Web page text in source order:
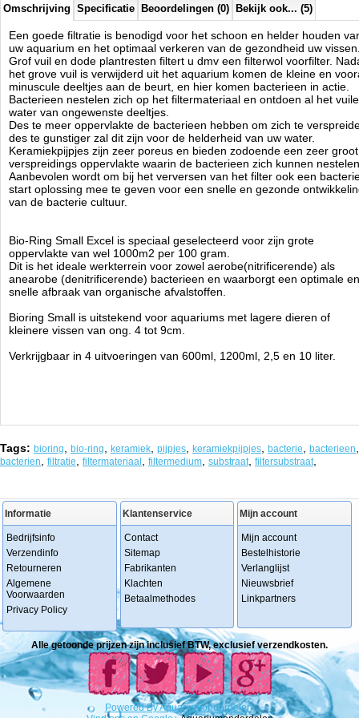
Omschrijving Specificatie Beoordelingen (0) Bekijk ook... (5)
Een goede filtratie is benodigd voor het schoon en helder houden
uw aquarium en het optimaal verkeren van de gezondheid uw
Grof vuil en dode plantresten filtert u dmv een filterwol voorfilter.
het grove vuil is verwijderd uit het aquarium komen de kleine en
minuscule deeltjes aan de beurt, en hier komen bacterieen in actie.
Bacterieen nestelen zich op het filtermateriaal en ontdoen al het vuile
water van ongewenste deeltjes.
Des te meer oppervlakte de bacterieen hebben om zich te
des te gunstiger zal dit zijn voor de helderheid van uw water.
Keramiekpijpjes zijn zeer poreus en bieden zodoende een zeer groot
verspreidings oppervlakte waarin de bacterieen zich kunnen
Aanbevolen wordt om bij het verversen van het filter ook een
start oplossing mee te geven voor een snelle en gezonde
van de bacterie cultuur.
Bio-Ring Small Excel is speciaal geselecteerd voor zijn grote
oppervlakte van wel 1000m2 per 100 gram.
Dit is het ideale werkterrein voor zowel aerobe(nitrificerende) als
anearobe (denitrificerende) bacterieen en waarborgt een optimale en
snelle afbraak van organische afvalstoffen.
Bioring Small is uitstekend voor aquariums met lagere dieren of
kleinere vissen van ong. 4 tot 9cm.
Verkrijgbaar in 4 uitvoeringen van 600ml, 1200ml, 2,5 en 10 liter.
Tags: bioring bio-ring keramiek pijpjes keramiekpijpjes bacterie bacterieen
bacterien filtratie filtermateriaal filtermedium substraat filtersubstraat
Informatie
Bedrijfsinfo
Verzendinfo
Retourneren
Algemene
Voorwaarden
Privacy Policy
Klantenservice
Contact
Sitemap
Fabrikanten
Klachten
Betaalmethodes
Mijn account
Mijn account
Bestelhistorie
Verlanglijst
Nieuwsbrief
Linkpartners
Alle getoonde prijzen zijn inclusief BTW, exclusief verzendkosten.
PoweredByAquariumonderdelen.